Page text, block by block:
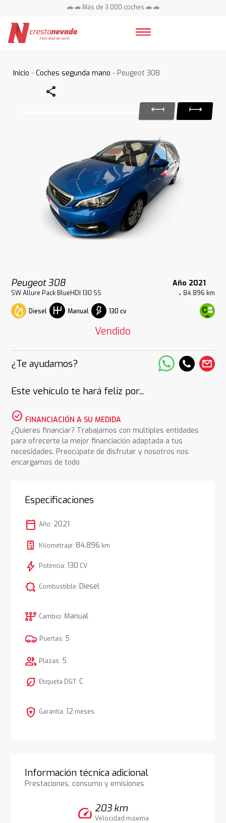
🚗 🚗 Más de 3.000 coches 🚗 🚗
Inicio -Coches segunda mano - Peugeot 308
Share
Peugeot 308 Año 2021
SW Allure Pack BlueHDI 130 SS 84.896 km
Diesel Manual 130 cv
Vendido
¿Te ayudamos?
Este vehículo te hará feliz por...
check_circle FINANCIACIÓN A SU MEDIDA
¿Quieres financiar? Trabajamos con multiples entidades
para ofrecerte la mejor financiación adaptada a tus
necesidades. Preocúpate de disfrutar y nosotros nos
encargamos de todo
Especificaciones
calendar_today Año: 2021
Kilometraje: 84.896 km
bolt Potencia: 130 CV
comic_bubble Combustible: Diesel
auto_transmission Cambio: Manual
Puertas: 5
group Plazas: 5
nest_eco_leaf Etiqueta DGT: C
local_police Garantía: 12 meses
Información técnica adicional
Prestaciones, consumo y emisiones
speed 203 km
Velocidad máxima